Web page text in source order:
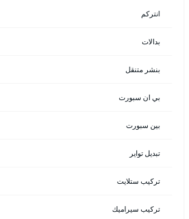
انتركم
بدالات
بنشر متنقل
بي ان سبورت
بين سبورت
تبديل تواير
تركيب ستلايت
تركيب سيراميك